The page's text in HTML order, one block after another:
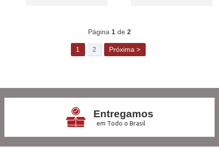
Página 1de 2
1 2 Próxima >
Entregamos
em Todo o Brasil